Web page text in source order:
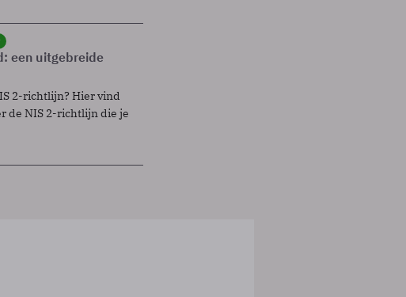
een uitgebreide
2-richtlijn? Hier vind
de NIS 2-richtlijn die je